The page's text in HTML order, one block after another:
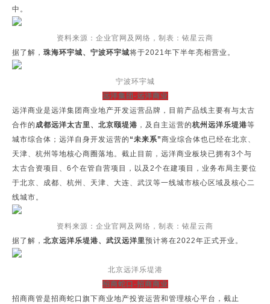
中。
资料来源：企业官网及网络，制表：铱星云商
据了解， 珠海环宇城、宁波环宇城将于2021年下半年亮相营业。
宁波环宇城
远洋集团-远洋商业
远洋商业是远洋集团商业地产开发运营品牌，目前产品线主要有与太古
合作的成都远洋太古里、北京颐堤港 ，及自主运营的杭州远洋乐堤港等
城市综合体；远洋自身开发运营的 “未来系”商业综合体也已经在北京、
天津、杭州等地核心商圈落地。截止目前，远洋商业板块已拥有3个与
太古合资项目、6个在管自营项目，以及2个在建项目，业务布局主要位
于北京、成都、杭州、天津、大连、武汉等一线城市核心区域及核心二
线城市。
资料来源：企业官网及网络，制表：铱星云商
据了解， 北京远洋乐堤港、武汉远洋里预计将在2022年正式开业。
北京远洋乐堤港
招商蛇口-招商商业
招商商管是招商蛇口旗下商业地产投资运营和管理核心平台，截止